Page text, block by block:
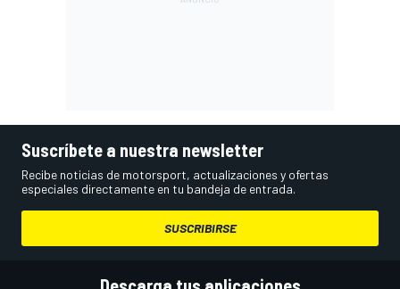
Suscríbete a nuestra newsletter
Recibe noticias de motorsport, actualizaciones y ofertas
especiales directamente en tu bandeja de entrada.
SUSCRIBIRSE